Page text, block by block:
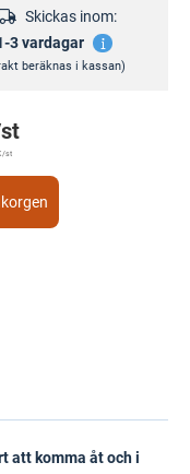
Skickas inom:
3 vardagar
beräknas i kassan)
/st
att komma åt och i